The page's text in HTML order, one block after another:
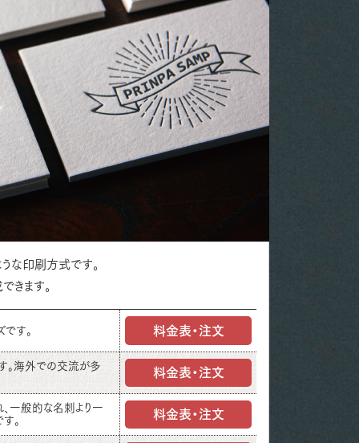
な印刷方式です。
きます。
す。 料金表・注文
。海外での交流が多 料金表・注文
一般的な名刺より一
。
料金表・注文